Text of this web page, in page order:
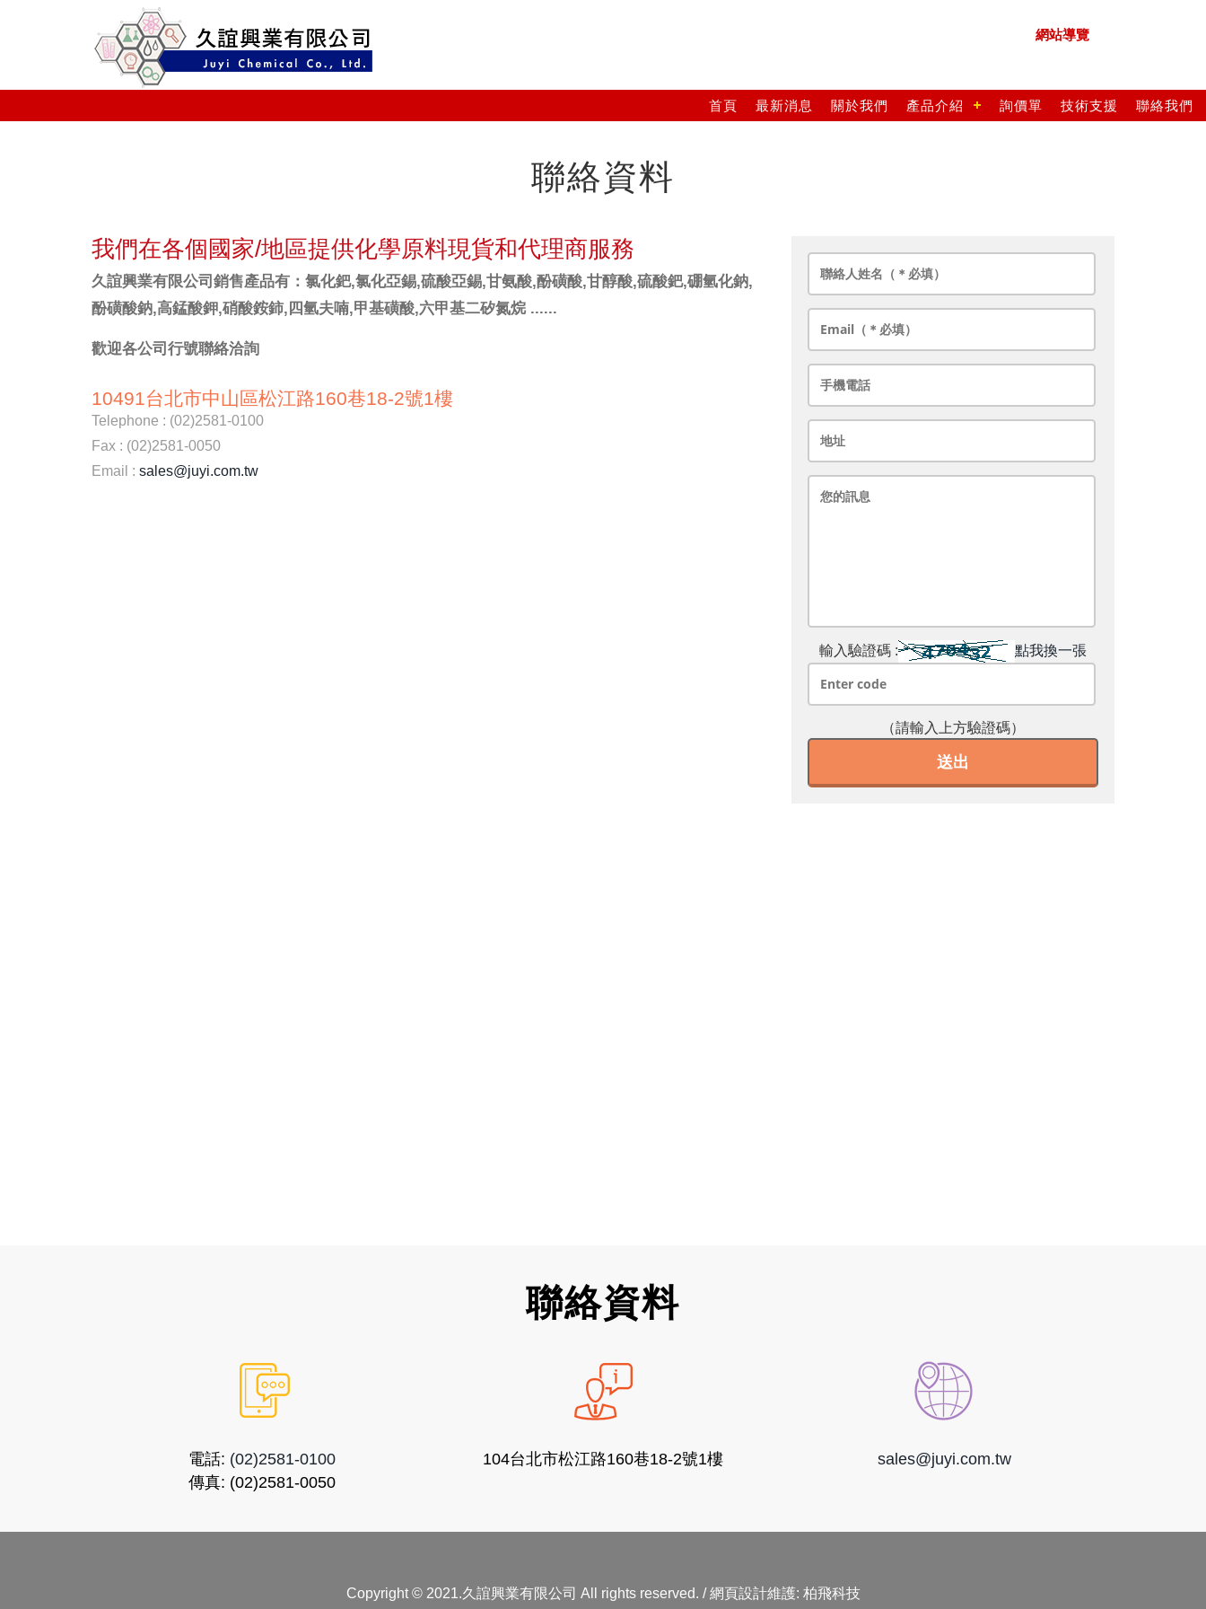
網站導覽
首頁 最新消息 關於我們 產品介紹 詢價單 技術支援 聯絡我們
聯絡資料
我們在各個國家/地區提供化學原料現貨和代理商服務
久誼興業有限公司銷售產品有：氯化鈀,氯化亞錫,硫酸亞錫,甘氨酸,酚磺酸,甘醇酸,硫酸鈀,硼氫化鈉,
酚磺酸鈉,高錳酸鉀,硝酸銨鈰,四氫夫喃,甲基磺酸,六甲基二矽氮烷 ......
歡迎各公司行號聯絡洽詢
10491台北市中山區松江路160巷18-2號1樓
Telephone : (02)2581-0100
Fax : (02)2581-0050
Email : sales@juyi.com.tw
輸入驗證碼 : 點我換一張
（請輸入上方驗證碼）
聯絡資料
電話: (02)2581-0100
傳真: (02)2581-0050
104台北市松江路160巷18-2號1樓 sales@juyi.com.tw
Copyright © 2021.久誼興業有限公司 All rights reserved. / 網頁設計維護: 柏飛科技